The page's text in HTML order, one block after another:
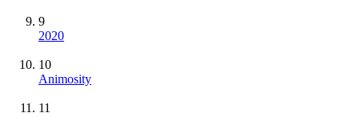
9
2020
10
Animosity
11